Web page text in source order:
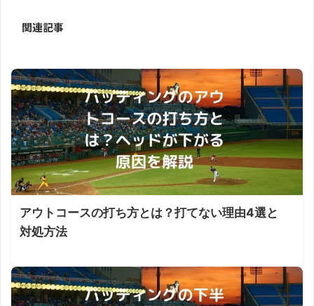
関連記事
アウトコースの打ち方とは？打てない理由4選と
対処方法